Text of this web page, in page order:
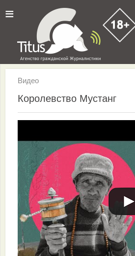
≡
Видео
Королевство Мустанг